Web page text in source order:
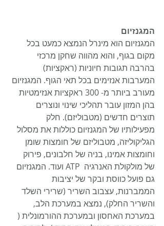
המגנזיום
המגנזיום הוא מינרל הנמצא כמעט בכל
מקום בגוף, והוא מהווה שחקן מרכזי
בהרבה תגובות חיוניות (ראקציות)
המערבות אנזימים בכל תאי הגוף. המגנזיום
מעורב ביותר מ- 300 ראקציות אנזימטיות
בהן המזון עובר תהליכי שינוי ונוצרים
תוצרים חדשים (מטבוליזם). חלק
מפעילותיו של המגנזיום כוללות את מסלול
הגליקוליזה, מטבוליזם של חומצות שומן
וחומצות אמינו, בניה של חלבונים, פירוק
של מולקולת האנרגיה  ATP ועוד. המגנזיום
גם פועל כווסת ובקר של יציבות
הממברנות, עצבוב השריר (שרירי השלד
והשריר החלק), נמצא במערכת הלב,
במערכת האחסון ובמערכת ההורמונלית (